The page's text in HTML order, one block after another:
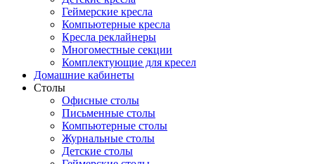
Геймерские кресла
Компьютерные кресла
Кресла реклайнеры
Многоместные секции
Комплектующие для кресел
Домашние кабинеты
Столы
Офисные столы
Письменные столы
Компьютерные столы
Журнальные столы
Детские столы